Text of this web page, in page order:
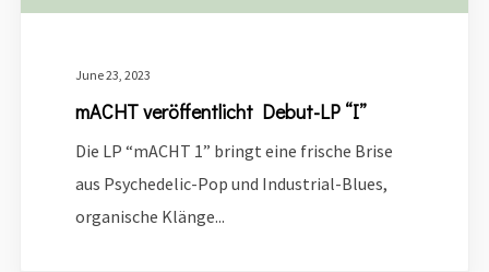
June 23, 2023
mACHT veröffentlicht Debut-LP “I”
Die LP “mACHT 1” bringt eine frische Brise
aus Psychedelic-Pop und Industrial-Blues,
organische Klänge...